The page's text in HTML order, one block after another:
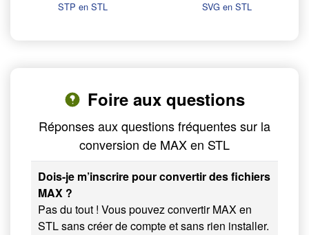
STP en STL
SVG en STL
Foire aux questions
Réponses aux questions fréquentes sur la
conversion de MAX en STL
Dois-je m’inscrire pour convertir des fichiers
MAX ?
Pas du tout ! Vous pouvez convertir MAX en
STL sans créer de compte et sans rien installer.